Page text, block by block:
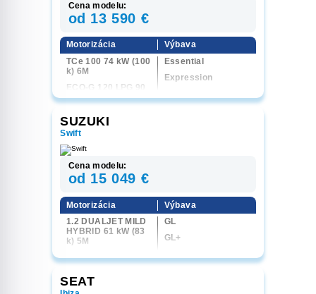
Cena modelu:
od 13 590 €
Motorizácia
TCe 100 74 kW (100
k) 6M
ECO-G 120 LPG 90
kW (120 k) 6M
kW (120 k) 6EDC
Výbava
Essential
Expression
SUZUKI
Swift
Cena modelu:
od 15 049 €
Motorizácia
1.2 DUALJET MILD
HYBRID 61 kW (83
k) 5M
1.2 DUALJET MILD
k) CVT
Výbava
GL
GL+
SEAT